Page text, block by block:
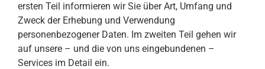
ersten Teil informieren wir Sie über Art, Umfang und
Zweck der Erhebung und Verwendung
personenbezogener Daten. Im zweiten Teil gehen wir
auf unsere – und die von uns eingebundenen –
Services im Detail ein.